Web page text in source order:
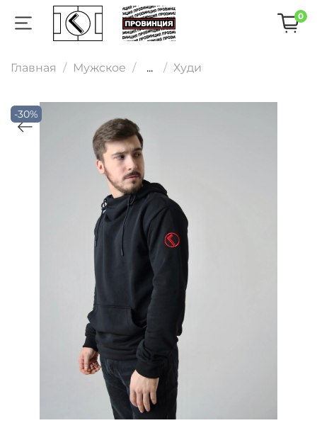
0
Главная Мужское ... Худи
-30%